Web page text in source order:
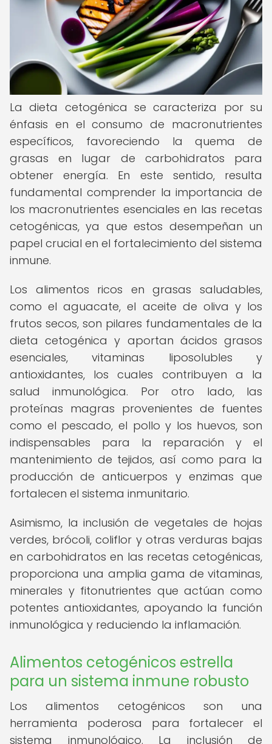
La dieta cetogénica se caracteriza por su
énfasis en el consumo de macronutrientes
específicos, favoreciendo la quema de
grasas en lugar de carbohidratos para
obtener energía. En este sentido, resulta
fundamental comprender la importancia de
los macronutrientes esenciales en las recetas
cetogénicas, ya que estos desempeñan un
papel crucial en el fortalecimiento del sistema
inmune.
Los alimentos ricos en grasas saludables,
como el aguacate, el aceite de oliva y los
frutos secos, son pilares fundamentales de la
dieta cetogénica y aportan ácidos grasos
esenciales, vitaminas liposolubles y
antioxidantes, los cuales contribuyen a la
salud inmunológica. Por otro lado, las
proteínas magras provenientes de fuentes
como el pescado, el pollo y los huevos, son
indispensables para la reparación y el
mantenimiento de tejidos, así como para la
producción de anticuerpos y enzimas que
fortalecen el sistema inmunitario.
Asimismo, la inclusión de vegetales de hojas
verdes, brócoli, coliflor y otras verduras bajas
en carbohidratos en las recetas cetogénicas,
proporciona una amplia gama de vitaminas,
minerales y fitonutrientes que actúan como
potentes antioxidantes, apoyando la función
inmunológica y reduciendo la inflamación.
Alimentos cetogénicos estrella
para un sistema inmune robusto
Los alimentos cetogénicos son una
herramienta poderosa para fortalecer el
sistema inmunológico. La inclusión de